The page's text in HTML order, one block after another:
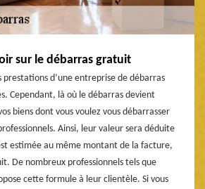
sur le débarras gratuit
d’une entreprise de débarras
Cependant, là où le débarras devient
biens dont vous voulez vous débarrasser
Ainsi, leur valeur sera déduite
estimée au même montant de la facture,
De nombreux professionnels tels que
cette formule à leur clientèle. Si vous